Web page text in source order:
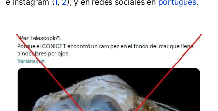
e Instagram (1, 2), y en redes sociales en portugués.
Image